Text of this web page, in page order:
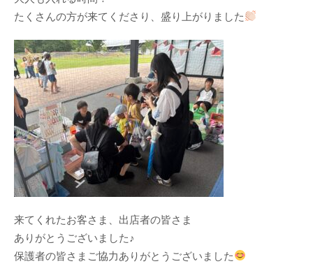
たくさんの方が来てくださり、盛り上がりました
来てくれたお客さま、出店者の皆さま
ありがとうございました♪
保護者の皆さまご協力ありがとうございました